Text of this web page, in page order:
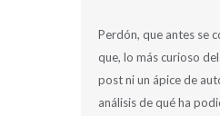
Perdón, que antes se
que, lo más curioso
post ni un ápice de
análisis de qué ha